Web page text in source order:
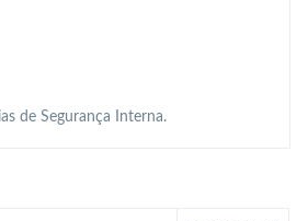
de Segurança Interna.